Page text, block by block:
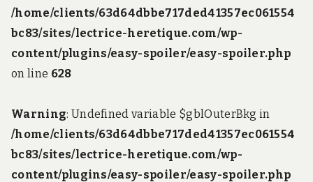
/home/clients/63d64dbbe717ded41357ec061554
bc83/sites/lectrice-heretique.com/wp-
content/plugins/easy-spoiler/easy-spoiler.php
on line 628
Warning: Undefined variable $gblOuterBkg in
/home/clients/63d64dbbe717ded41357ec061554
bc83/sites/lectrice-heretique.com/wp-
content/plugins/easy-spoiler/easy-spoiler.php